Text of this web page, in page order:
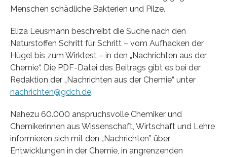
Menschen schädliche Bakterien und Pilze.
Eliza Leusmann beschreibt die Suche nach den
Naturstoffen Schritt für Schritt – vom Aufhacken der
Hügel bis zum Wirktest – in den „Nachrichten aus der
Chemie“. Die PDF-Datei des Beitrags gibt es bei der
Redaktion der „Nachrichten aus der Chemie“ unter
nachrichten@gdch.de.
Nahezu 60.000 anspruchsvolle Chemiker und
Chemikerinnen aus Wissenschaft, Wirtschaft und Lehre
informieren sich mit den „Nachrichten” über
Entwicklungen in der Chemie, in angrenzenden